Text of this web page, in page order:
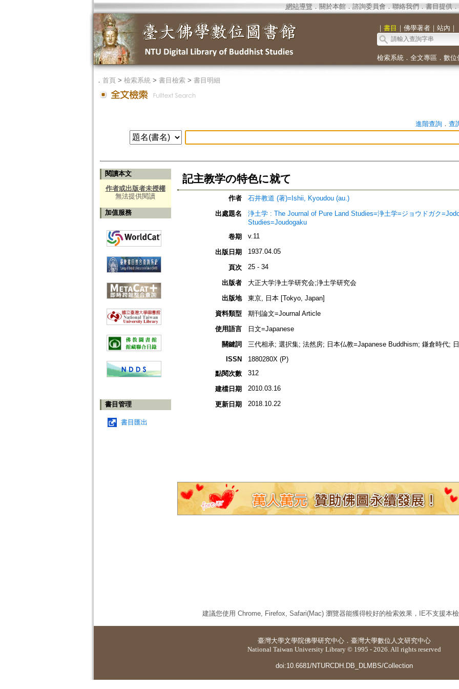
網站導覽 ． 關於本館． 諮詢委員會． 聯絡我們 ． 書目提供．
｜ 書目 ｜ 佛學著者｜ 站內 ｜
檢索系統． 全文專區 ． 數位
． 首頁> 檢索系統> 書目檢索> 書目明細
進階查詢． 查
閱讀本文
作者或出版者未授權
無法提供閱讀
加值服務
書目管理
書目匯出
記主教学の特色に就て
作者
石井教道 (著)=Ishii, Kyoudou (au.)
出處題名
浄土学 : The Journal of Pure Land Studies=浄土学=ジョウドガク
Studies=Joudogaku
卷期
v.11
出版日期 1937.04.05
頁次 25 - 34
出版者
大正大学浄土学研究会;浄土学研究会
出版地
東京, 日本 [Tokyo, Japan]
資料類型
期刊論文=Journal Article
使用語言
日文=Japanese
關鍵詞
三代相承; 選択集; 法然房; 日本仏教=Japanese Buddhism; 鎌倉時代;
ISSN
1880280X (P)
點閱次數
312
建檔日期 2010.03.16
更新日期 2018.10.22
建議您使用 Chrome, Firefox, Safari(Mac) 瀏覽器能獲得較好的檢索效果，IE不支援本
臺灣大學文學院佛學研究中心 ． 臺灣大學數位人文研究中心
National Taiwan University Library © 1995 - 2026. All rights reserved
doi:10.6681/NTURCDH.DB_DLMBS/Collection